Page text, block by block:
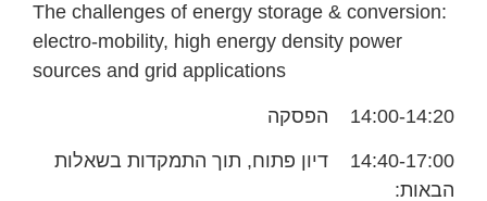
The challenges of energy storage & conversion:
electro-mobility, high energy density power
sources and grid applications
14:00-14:20 הפסקה
14:40-17:00 דיון פתוח, תוך התמקדות בשאלות
הבאות: